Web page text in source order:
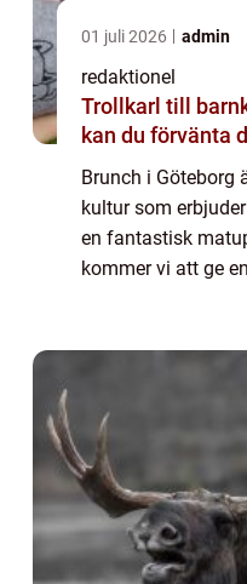
01 juli 2026 admin
redaktionel
Trollkarl till
kan du förvänta
Brunch i Göteborg
kultur som
en fantastisk
kommer vi att ge